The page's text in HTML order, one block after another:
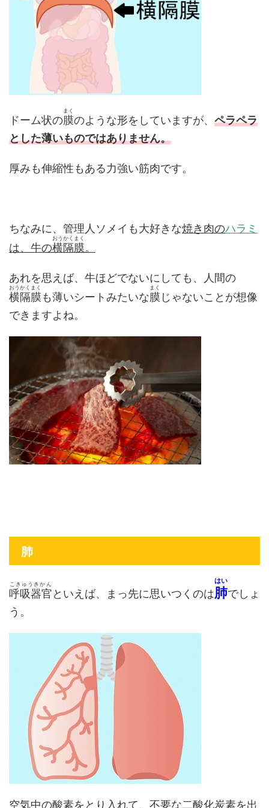
ドーム状の膜
まく
のような形をしていますが、 ペラペラ
とした薄いものではありません。
厚みも伸縮性もある力強い筋肉です。
ちなみに、管理人ソメイも大好きな焼き肉のハラミ
は、牛の横隔膜
おうかくまく
。
あれを思えば、牛ほどでないにしても、人間の
横隔膜
おうかくまく
も薄いシートみたいな膜
まく
じゃないことが想像
できますよね。
肺
呼吸器官
こきゅうきかん
といえば、まっ先に思いつくのは肺
はい
でしょ
う。
空気中の酸素をとり入れて、不要な二酸化炭素を出